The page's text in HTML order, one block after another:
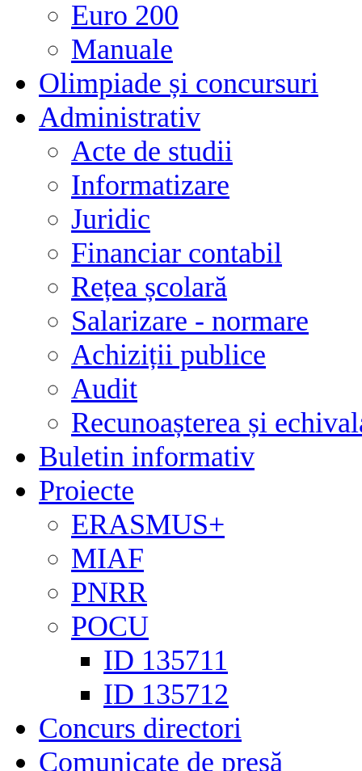
Euro 200
Manuale
Olimpiade și concursuri
Administrativ
Acte de studii
Informatizare
Juridic
Financiar contabil
Rețea școlară
Salarizare - normare
Achiziții publice
Audit
Recunoașterea și
Buletin informativ
Proiecte
ERASMUS+
MIAF
PNRR
POCU
ID 135711
ID 135712
Concurs directori
Comunicate de presă